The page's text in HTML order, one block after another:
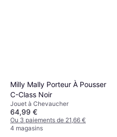
Milly Mally Porteur À Pousser
C-Class Noir
Jouet à Chevaucher
64,99 €
Ou 3 paiements de 21,66 €
4 magasins